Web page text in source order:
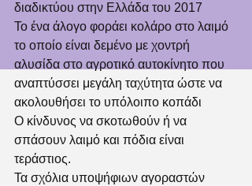
διαδικτύου στην Ελλάδα του 2017
Το ένα άλογο φοράει κολάρο στο λαιμό
το οποίο είναι δεμένο με χοντρή
αλυσίδα στο αγροτικό αυτοκίνητο που
αναπτύσσει μεγάλη ταχύτητα ώστε να
ακολουθήσει το υπόλοιπο κοπάδι
Ο κίνδυνος να σκοτωθούν ή να
σπάσουν λαιμό και πόδια είναι
τεράστιος.
Τα σχόλια υποψήφιων αγοραστών